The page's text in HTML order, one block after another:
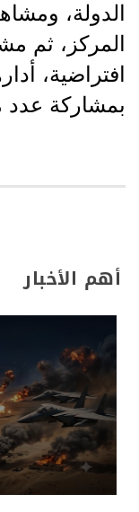
الدولة،
المركز، ثم
افتراضية،
بمشاركة عدد
أهم الأخبار